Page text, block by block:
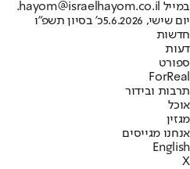
במייל hayom@israelhayom.co.il.
יום שישי, 5.6.2026
כ' בסיון תשפ"ו
חדשות
דעות
ספורט
ForReal
תרבות ובידור
אוכל
מגזין
אנחנו מגייסים
English
X